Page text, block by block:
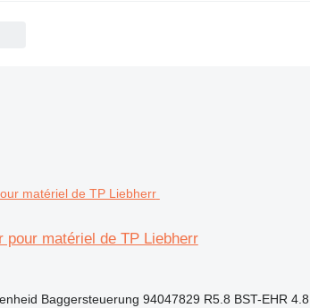
pour matériel de TP Liebherr
Baggersteuerung 94047829 R5.8 BST-EHR